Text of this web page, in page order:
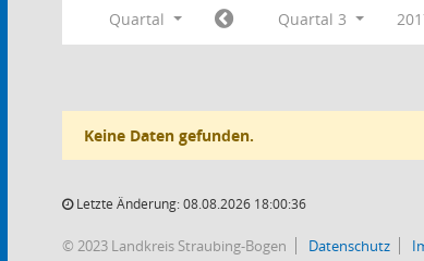
Quartal Quartal 3
Keine Daten gefunden.
Letzte Änderung: 08.08.2026 18:00:36
© 2023 Landkreis Straubing-Bogen Datenschutz